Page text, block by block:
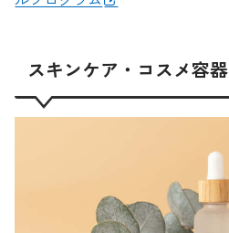
スキンケア・コスメ容器